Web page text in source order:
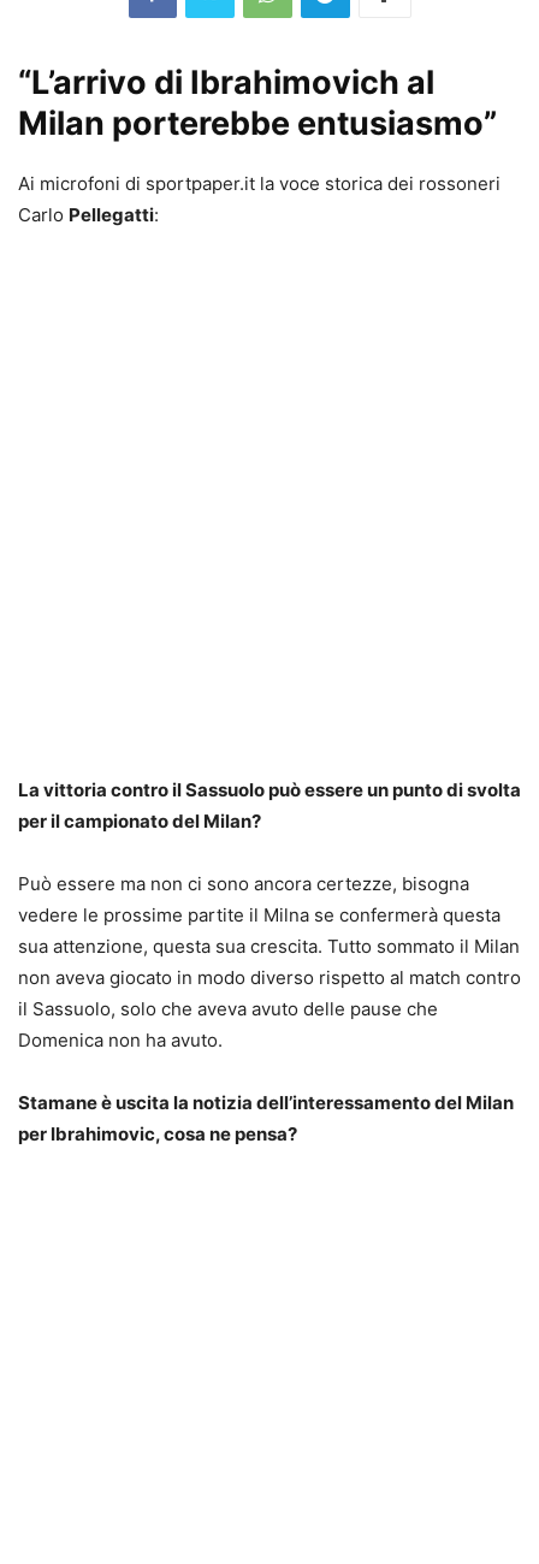
“L’arrivo di Ibrahimovich al
Milan porterebbe entusiasmo”
Ai microfoni di sportpaper.it la voce storica dei rossoneri
Carlo Pellegatti:
La vittoria contro il Sassuolo può essere un punto di svolta
per il campionato del Milan?
Può essere ma non ci sono ancora certezze, bisogna
vedere le prossime partite il Milna se confermerà questa
sua attenzione, questa sua crescita. Tutto sommato il Milan
non aveva giocato in modo diverso rispetto al match contro
il Sassuolo, solo che aveva avuto delle pause che
Domenica non ha avuto.
Stamane è uscita la notizia dell’interessamento del Milan
per Ibrahimovic, cosa ne pensa?